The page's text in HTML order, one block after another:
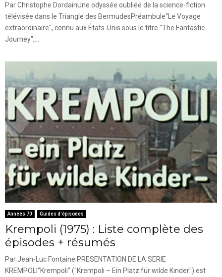
Par Christophe DordainUne odyssée oubliée de la science-fiction
télévisée dans le Triangle des BermudesPréambule"Le Voyage
extraordinaire", connu aux États-Unis sous le titre "The Fantastic
Journey",...
Années 70 Guides d'épisodes
Krempoli (1975) : Liste complète des
épisodes + résumés
Par Jean-Luc Fontaine PRESENTATION DE LA SERIE
KREMPOLI"Krempoli" ("Krempoli – Ein Platz für wilde Kinder") est